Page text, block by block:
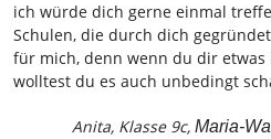
ich würde dich gerne einmal
Schulen, die durch dich
für mich, denn wenn du dir
wolltest du es auch unbedingt
Anita, Klasse 9c, Maria-